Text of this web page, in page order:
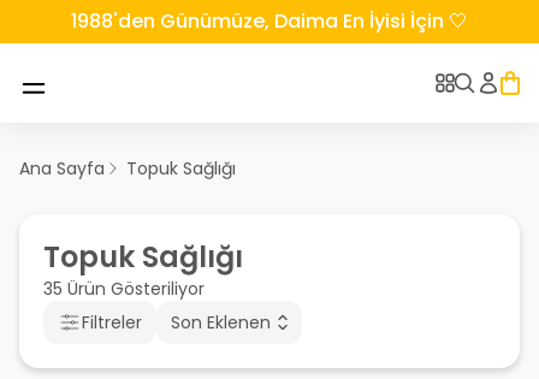
1988'den Günümüze, Daima En İyisi İçin 🤍
Ana Sayfa Topuk Sağlığı
Topuk Sağlığı
35 Ürün Gösteriliyor
Filtreler
Son Eklenen